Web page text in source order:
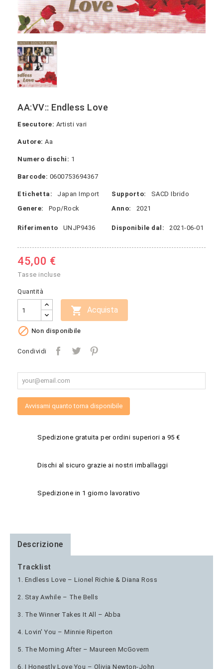
AA:VV:: Endless Love
Esecutore: Artisti vari
Autore: Aa
Numero dischi: 1
Barcode: 0600753694367
Etichetta: Japan Import Supporto:
SACD Ibrido
Genere:
Pop/Rock Anno: 2021
Riferimento UNJP9436 Disponibile dal: 2021-06-01
45,00 €
Tasse incluse
Quantità
 Acquista
 Non disponibile
Condividi
Avvisami quanto torna disponibile
Spedizione gratuita per ordini superiori a 95 €
Dischi al sicuro grazie ai nostri imballaggi
Spedizione in 1 giorno lavorativo
Descrizione
Tracklist
1. Endless Love – Lionel Richie & Diana Ross
2. Stay Awhile – The Bells
3. The Winner Takes It All – Abba
4. Lovin' You – Minnie Riperton
5. The Morning After – Maureen McGovern
6. I Honestly Love You – Olivia Newton-John